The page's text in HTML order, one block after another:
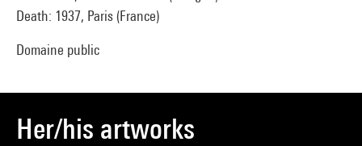
Death: 1937, Paris (France)
Domaine public
Her/his artworks